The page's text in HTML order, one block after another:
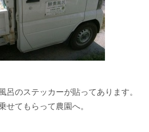
呂のステッカーが貼ってあります。
せてもらって農園へ。